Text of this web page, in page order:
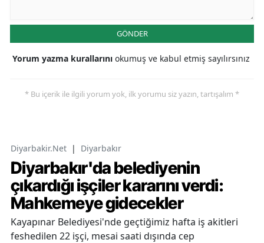
GÖNDER
Yorum yazma kurallarını okumuş ve kabul etmiş sayılırsınız
* Bu içerik ile ilgili yorum yok, ilk yorumu siz yazın, tartışalım *
Diyarbakir.Net | Diyarbakır
Diyarbakır'da belediyenin
çıkardığı işçiler kararını verdi:
Mahkemeye gidecekler
Kayapınar Belediyesi'nde geçtiğimiz hafta iş akitleri
feshedilen 22 işçi, mesai saati dışında cep